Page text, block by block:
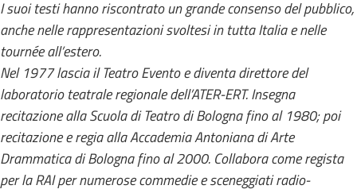
I suoi testi hanno riscontrato un grande consenso del pubblico,
anche nelle rappresentazioni svoltesi in tutta Italia e nelle
tournée all’estero.
Nel 1977 lascia il Teatro Evento e diventa direttore del
laboratorio teatrale regionale dell’ATER-ERT. Insegna
recitazione alla Scuola di Teatro di Bologna fino al 1980; poi
recitazione e regia alla Accademia Antoniana di Arte
Drammatica di Bologna fino al 2000. Collabora come regista
per la RAI per numerose commedie e sceneggiati radio-